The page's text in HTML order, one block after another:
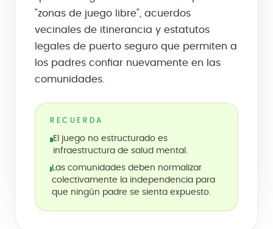
"zonas de juego libre", acuerdos
vecinales de itinerancia y estatutos
legales de puerto seguro que permiten a
los padres confiar nuevamente en las
comunidades.
RECUERDA
El juego no estructurado es
infraestructura de salud mental.
Las comunidades deben normalizar
colectivamente la independencia para
que ningún padre se sienta expuesto.